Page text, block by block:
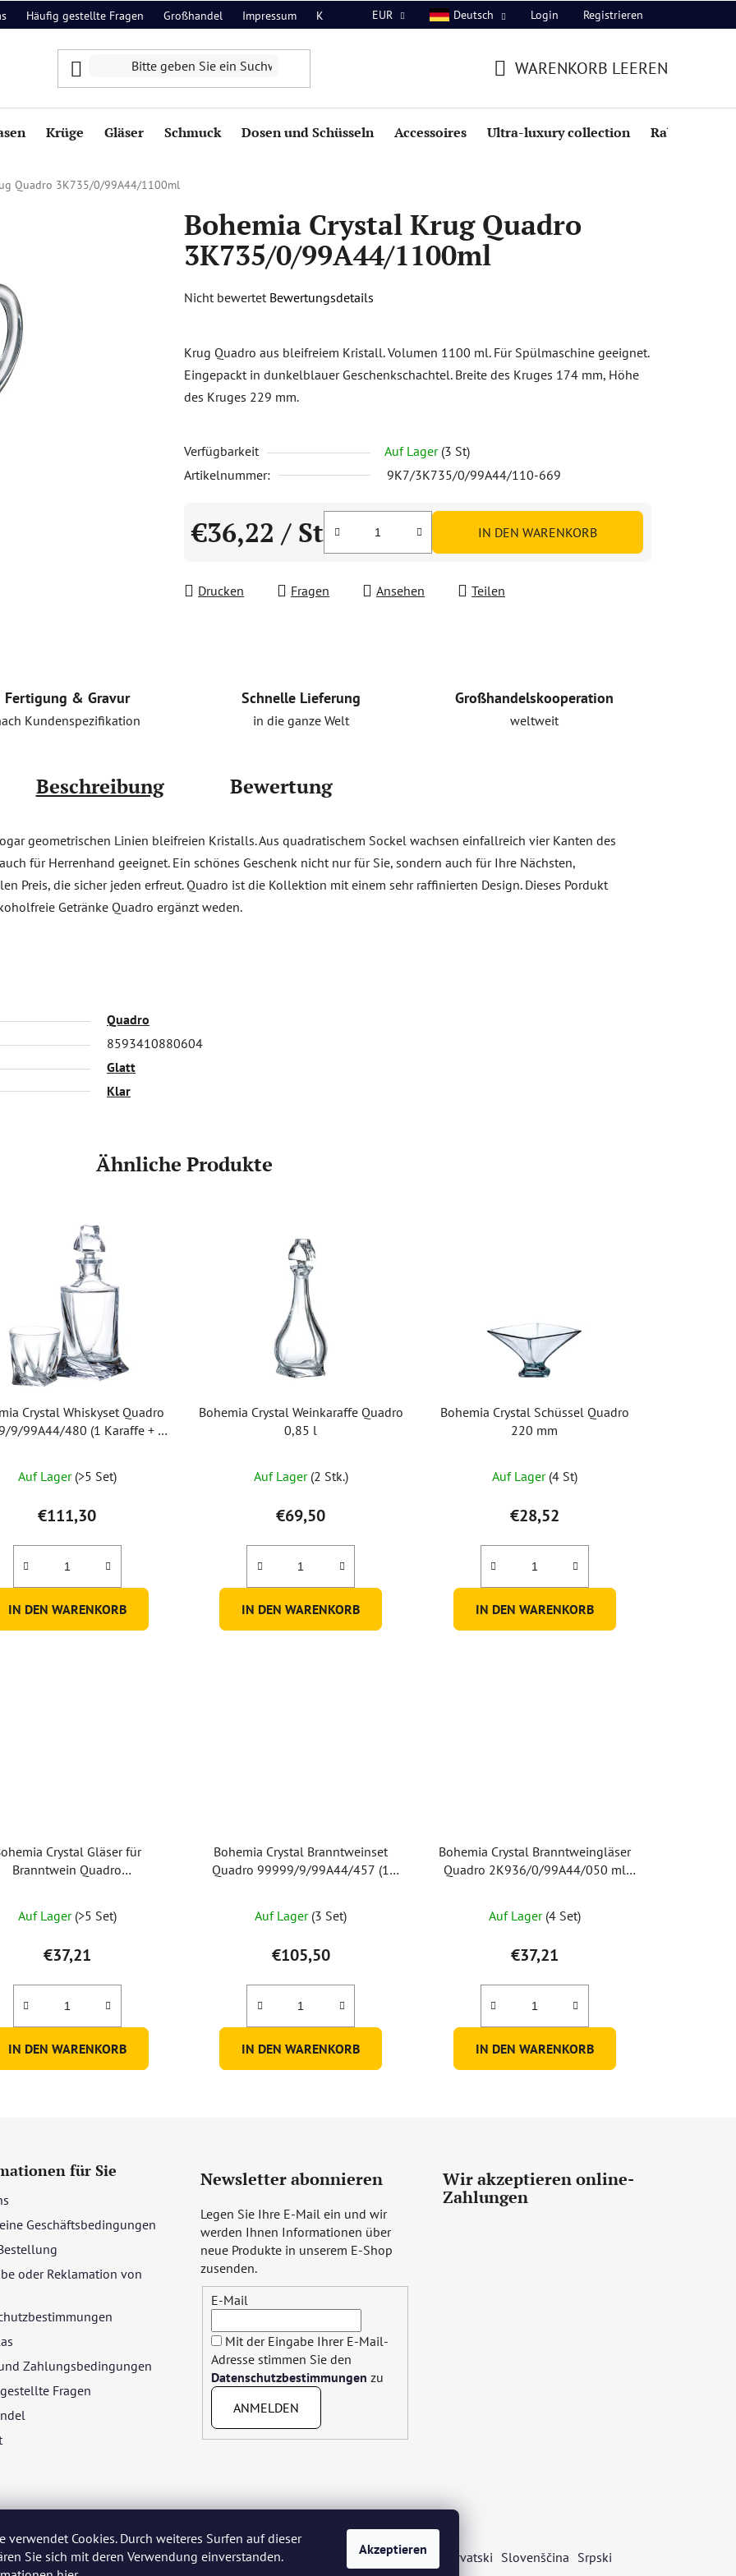
verwendet Cookies. Durch weiteres Surfen auf dieser
Sie sich mit deren Verwendung einverstanden.
Akzeptieren
Häufig gestellte Fragen Großhandel Impressum Kontakt EUR Deutsch Login Registrieren
WARENKORB LEEREN
Krüge Gläser Schmuck Dosen und Schüsseln Accessoires Ultra-luxury collection Rabatte
Quadro 3K735/0/99A44/1100ml
Bohemia Crystal Krug Quadro
3K735/0/99A44/1100ml
Die
ist
0,0
von
Sternen.
Nicht bewertet Bewertungsdetails
Krug Quadro aus bleifreiem Kristall. Volumen 1100 ml. Für Spülmaschine geeignet.
Eingepackt in dunkelblauer Geschenkschachtel. Breite des Kruges 174 mm, Höhe
des Kruges 229 mm.
Verfügbarkeit Auf Lager (3 St)
Artikelnummer:
9K7/3K735/0/99A44/110-669
€36,22 / St IN DEN WARENKORB
Drucken Fragen Ansehen Teilen
Fertigung & Gravur
Kundenspezifikation
Schnelle Lieferung
in die ganze Welt
Großhandelskooperation
weltweit
Beschreibung Bewertung
geometrischen Linien bleifreien Kristalls. Aus quadratischem Sockel wachsen einfallreich vier Kanten des
für Herrenhand geeignet. Ein schönes Geschenk nicht nur für Sie, sondern auch für Ihre Nächsten,
Preis, die sicher jeden erfreut. Quadro ist die Kollektion mit einem sehr raffinierten Design. Dieses Pordukt
Getränke Quadro ergänzt weden.
Quadro
8593410880604
Glatt
Klar
Ähnliche Produkte
Crystal Whiskyset Quadro
9/99A44/480 (1 Karaffe + 6
Auf Lager (>5 Set)
€111,30
IN DEN WARENKORB
Bohemia Crystal Weinkaraffe Quadro
0,85 l
Auf Lager (2 Stk.)
€69,50
IN DEN WARENKORB
Bohemia Crystal Schüssel Quadro
220 mm
Auf Lager (4 St)
€28,52
IN DEN WARENKORB
Crystal Gläser für
Branntwein Quadro
durchschnittliche
Produktbewertung
ist
5,0
von
Sternen.
Auf Lager (>5 Set)
€37,21
IN DEN WARENKORB
Bohemia Crystal Branntweinset
Quadro 99999/9/99A44/457 (1
Auf Lager (3 Set)
€105,50
IN DEN WARENKORB
Bohemia Crystal Branntweingläser
Quadro 2K936/0/99A44/050 ml
Auf Lager (4 Set)
€37,21
IN DEN WARENKORB
für Sie
Geschäftsbedingungen
oder Reklamation von
Zahlungsbedingungen
Fragen
Newsletter abonnieren
Legen Sie Ihre E-Mail ein und wir
werden Ihnen Informationen über
neue Produkte in unserem E-Shop
zusenden.
E-Mail
Mit der Eingabe Ihrer E-Mail-
Adresse stimmen Sie den
Datenschutzbestimmungen zu
ANMELDEN
Wir akzeptieren online-
Zahlungen
Język polski Română Italiano Español Français Português Български Hrvatski Slovenščina Srpski